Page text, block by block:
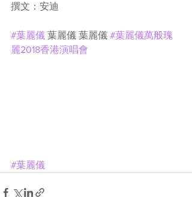
撰文：安迪
#葉麗儀 葉麗儀 葉麗儀 #葉麗儀萬般瑰
麗2018香港演唱會
#葉麗儀